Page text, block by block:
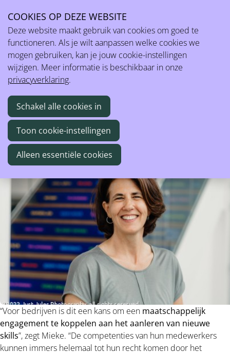
Toenadering profit en social profit zorgt voor een win-win
Kunnen bedrijven en social-profitondernemingen nog iets van
elkaar leren? Mieke Nieuwdorp van Engage4 denkt alvast van
wel! Zij is expert in skills-based employee volunteering:
maatschappelijk engagement dat vertrekt van de competenties
van de medewerkers. Samen met haar collega’s gaat zij op
zoek naar de juiste match tussen bedrijf en sociale
onderneming zodat ze van elkaar kunnen leren. Dit creëert
meerwaarde voor álle partners.
“Voor bedrijven is dit een kans om een maatschappelijk
engagement te koppelen aan het aanleren van nieuwe
skills”, zegt Mieke. “De competenties van hun medewerkers
kunnen immers helemaal tot hun recht komen door het
COOKIES OP DEZE WEBSITE
Deze website maakt gebruik van cookies om goed te
functioneren. Als je wilt aanpassen welke cookies we
mogen gebruiken, kan je jouw cookie-instellingen
wijzigen. Meer informatie is beschikbaar in onze
privacyverklaring.
Schakel alle cookies in
Toon cookie-instellingen
Alleen essentiële cookies